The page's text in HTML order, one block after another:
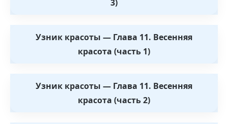
3)
Узник красоты — Глава 11. Весенняя
красота (часть 1)
Узник красоты — Глава 11. Весенняя
красота (часть 2)